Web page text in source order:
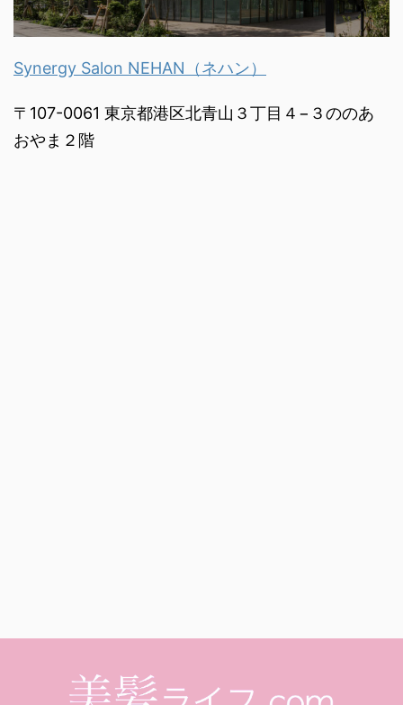
Synergy Salon NEHAN（ネハン）
〒107-0061 東京都港区北青山３丁目４−３ののあ
おやま２階